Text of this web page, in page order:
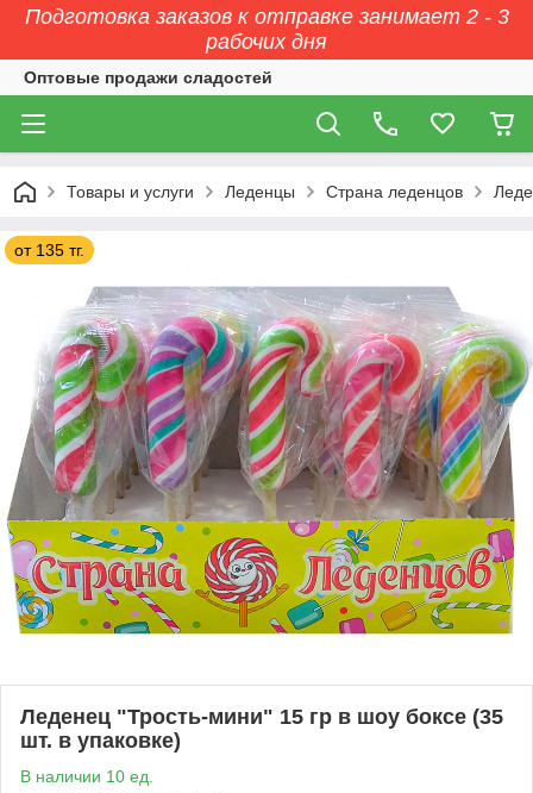
Подготовка заказов к отправке занимает 2 - 3
рабочих дня
Оптовые продажи сладостей
Товары и услуги Леденцы Страна леденцов
от 135 тг.
Леденец "Трость-мини" 15 гр в шоу боксе (35
шт. в упаковке)
В наличии 10 ед.